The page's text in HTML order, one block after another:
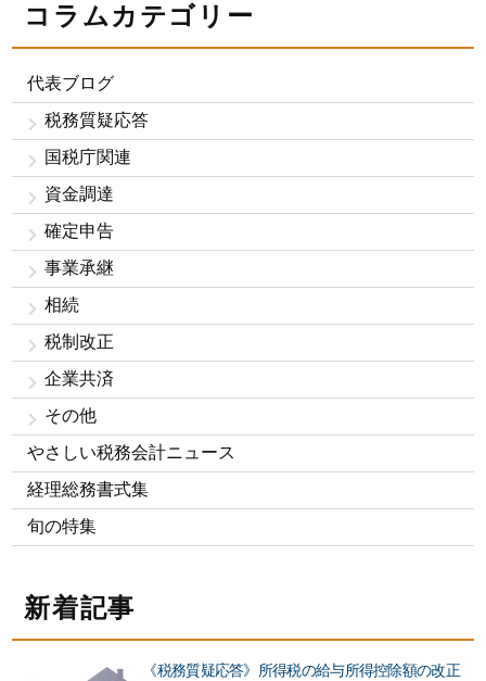
コラムカテゴリー
代表ブログ
税務質疑応答
国税庁関連
資金調達
確定申告
事業承継
相続
税制改正
企業共済
その他
やさしい税務会計ニュース
経理総務書式集
旬の特集
新着記事
《税務質疑応答》所得税の給与所得控除額の改正